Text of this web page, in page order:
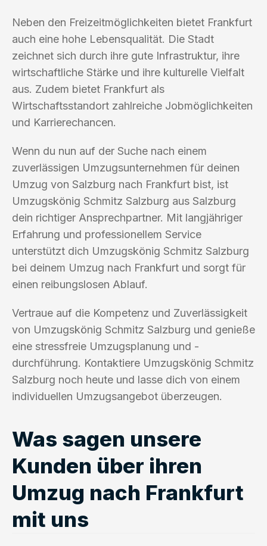
Neben den Freizeitmöglichkeiten bietet Frankfurt
auch eine hohe Lebensqualität. Die Stadt
zeichnet sich durch ihre gute Infrastruktur, ihre
wirtschaftliche Stärke und ihre kulturelle Vielfalt
aus. Zudem bietet Frankfurt als
Wirtschaftsstandort zahlreiche Jobmöglichkeiten
und Karrierechancen.
Wenn du nun auf der Suche nach einem
zuverlässigen Umzugsunternehmen für deinen
Umzug von Salzburg nach Frankfurt bist, ist
Umzugskönig Schmitz Salzburg aus Salzburg
dein richtiger Ansprechpartner. Mit langjähriger
Erfahrung und professionellem Service
unterstützt dich Umzugskönig Schmitz Salzburg
bei deinem Umzug nach Frankfurt und sorgt für
einen reibungslosen Ablauf.
Vertraue auf die Kompetenz und Zuverlässigkeit
von Umzugskönig Schmitz Salzburg und genieße
eine stressfreie Umzugsplanung und -
durchführung. Kontaktiere Umzugskönig Schmitz
Salzburg noch heute und lasse dich von einem
individuellen Umzugsangebot überzeugen.
Was sagen unsere
Kunden über ihren
Umzug nach Frankfurt
mit uns